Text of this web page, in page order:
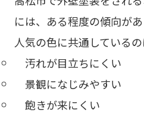
には、ある程度の傾向があ
人気の色に共通しているの
汚れが目立ちにくい
景観になじみやすい
飽きが来にくい